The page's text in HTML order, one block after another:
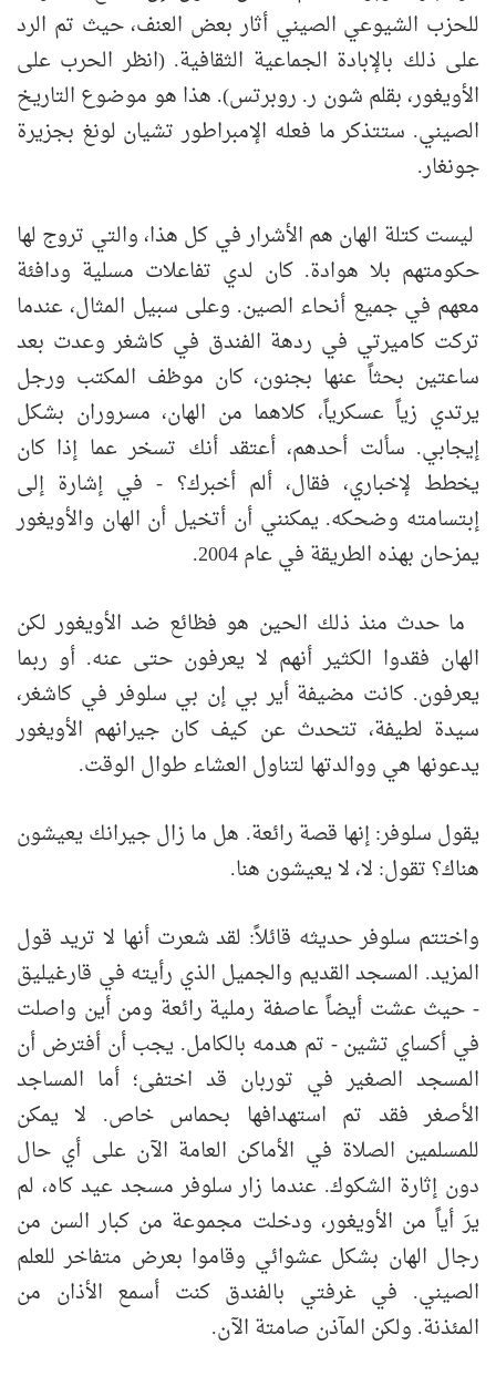
للحزب الشيوعي الصيني أثار بعض العنف، حيث تم الرد
على ذلك بالإبادة الجماعية الثقافية. (انظر الحرب على
الأويغور، بقلم شون ر. روبرتس). هذا هو موضوع التاريخ
الصيني. ستتذكر ما فعله الإمبراطور تشيان لونغ بجزيرة
جونغار.
ليست كتلة الهان هم الأشرار في كل هذا، والتي تروج لها
حكومتهم بلا هوادة. كان لدي تفاعلات مسلية ودافئة
معهم في جميع أنحاء الصين. وعلى سبيل المثال، عندما
تركت كاميرتي في ردهة الفندق في كاشغر وعدت بعد
ساعتين بحثاً عنها بجنون، كان موظف المكتب ورجل
يرتدي زياً عسكرياً، كلاهما من الهان، مسروران بشكل
إيجابي. سألت أحدهم، أعتقد أنك تسخر عما إذا كان
يخطط لإخباري، فقال، ألم أخبرك؟ - في إشارة إلى
إبتسامته وضحكه. يمكنني أن أتخيل أن الهان والأويغور
يمزحان بهذه الطريقة في عام 2004.
ما حدث منذ ذلك الحين هو فظائع ضد الأويغور لكن
الهان فقدوا الكثير أنهم لا يعرفون حتى عنه. أو ربما
يعرفون. كانت مضيفة أير بي إن بي سلوفر في كاشغر،
سيدة لطيفة، تتحدث عن كيف كان جيرانهم الأويغور
يدعونها هي ووالدتها لتناول العشاء طوال الوقت.
يقول سلوفر: إنها قصة رائعة. هل ما زال جيرانك يعيشون
هناك؟ تقول: لا، لا يعيشون هنا.
واختتم سلوفر حديثه قائلاً: لقد شعرت أنها لا تريد قول
المزيد. المسجد القديم والجميل الذي رأيته في قارغيليق
- حيث عشت أيضاً عاصفة رملية رائعة ومن أين واصلت
في أكساي تشين - تم هدمه بالكامل. يجب أن أفترض أن
المسجد الصغير في توربان قد اختفى؛ أما المساجد
الأصغر فقد تم استهدافها بحماس خاص. لا يمكن
للمسلمين الصلاة في الأماكن العامة الآن على أي حال
دون إثارة الشكوك. عندما زار سلوفر مسجد عيد كاه، لم
يرَ أياً من الأويغور، ودخلت مجموعة من كبار السن من
رجال الهان بشكل عشوائي وقاموا بعرض متفاخر للعلم
الصيني. في غرفتي بالفندق كنت أسمع الأذان من
المئذنة. ولكن المآذن صامتة الآن.